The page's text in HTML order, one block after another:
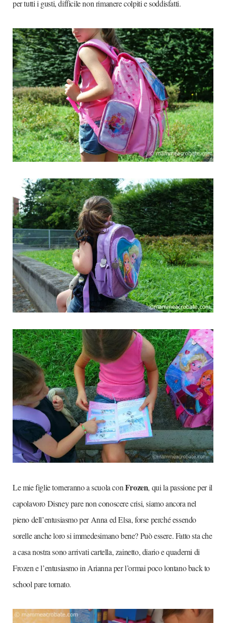
per tutti i gusti, difficile non rimanere colpiti e soddisfatti.
Le mie figlie torneranno a scuola conFrozen, qui la passione per il
capolavoro Disney pare non conoscere crisi, siamo ancora nel
pieno dell’entusiasmo per Anna ed Elsa, forse perché essendo
sorelle anche loro si immedesimano bene? Può essere. Fatto sta che
a casa nostra sono arrivati cartella, zainetto, diario e quaderni di
Frozen e l’entusiasmo in Arianna per l’ormai poco lontano back to
school pare tornato.